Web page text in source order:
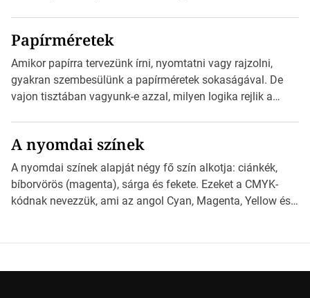
Illustratorban készült vektorgrafika. *Hirdetés Minden
esetben konzultáljunk a nyomdával, mielőtt elkezdjük a
nyomdai előkészítést!Nehogy az elkészült munka után
derüljön ki, hogy valamit másképp kellett volna csinálni! […]
Papírméretek
Amikor papírra tervezünk írni, nyomtatni vagy rajzolni,
gyakran szembesülünk a papírméretek sokaságával. De
vajon tisztában vagyunk-e azzal, milyen logika rejlik a
*Hirdetés Ebben a cikkben a papírméretek izgalmas
világába kalauzolunk el téged, hogy jobban megértsd,
milyen szempontok alapján érdemes választanod a
jövőben. Bevezetés a papírméretek világába A […]
A nyomdai színek
A nyomdai színek alapját négy fő szín alkotja: ciánkék,
bíborvörös (magenta), sárga és fekete. Ezeket a CMYK-
kódnak nevezzük, ami az angol Cyan, Magenta, Yellow és